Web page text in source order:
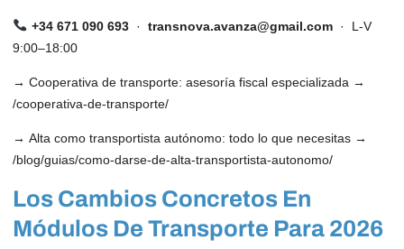
+34 671 090 693· transnova.avanza@gmail.com· L-V
9:00–18:00
→Cooperativa de transporte: asesoría fiscal especializada →
/cooperativa-de-transporte/
→Alta como transportista autónomo: todo lo que necesitas →
/blog/guias/como-darse-de-alta-transportista-autonomo/
Los Cambios Concretos En
Módulos De Transporte Para 2026